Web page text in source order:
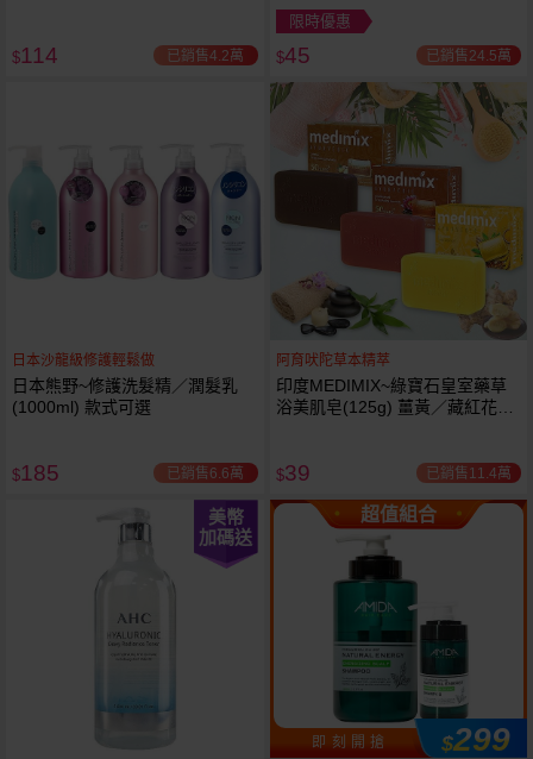
$114 已銷售4.2萬
限時優惠
$45 已銷售24.5萬
日本沙龍級修護輕鬆做
日本熊野~修護洗髮精／潤髮乳
(1000ml) 款式可選
$185 已銷售6.6萬
阿育吠陀草本精萃
印度MEDIMIX~綠寶石皇室藥草
浴美肌皂(125g) 薑黃／藏紅花／
$39 已銷售11.4萬
美幣
加碼送
超值組合
即 刻 開 搶 $299